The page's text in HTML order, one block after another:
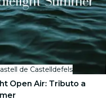
de Castelldefels
Open Air: Tributo a